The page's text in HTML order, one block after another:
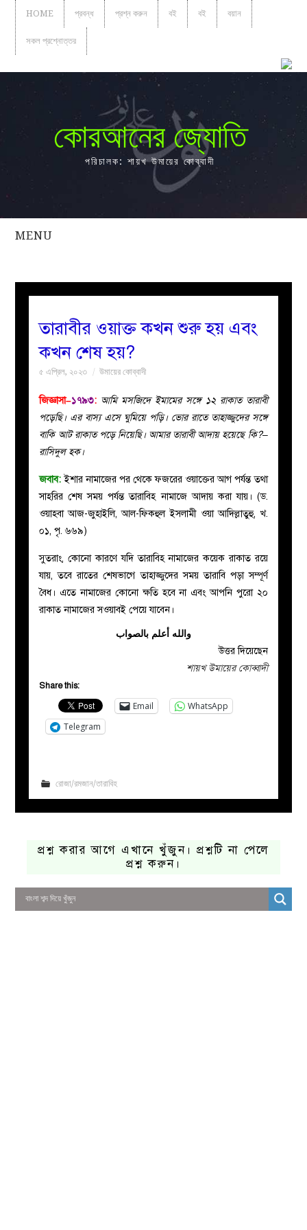
HOME প্রবন্ধ প্রশ্ন করুন বই বই বয়ান
সকল প্রশ্নোত্তর
কোরআনের জ্যোতি
পরিচালক: শায়খ উমায়ের কোব্বাদী
MENU
সকল
নারীদের
ইসলাহী
মজলিস
প্রশ্ন
তারাবীর ওয়াক্ত কখন শুরু হয় এবং
কখন শেষ হয়?
৫ এপ্রিল, ২০২৩ উমায়ের কোব্বাদী
জিজ্ঞাসা–১৭৯৩: আমি মসজিদে ইমামের সঙ্গে ১২ রাকাত তারাবী
পড়েছি। এর বাস্য এসে ঘুমিয়ে পড়ি। ভোর রাতে তাহাজ্জুদের সঙ্গে
বাকি আট রাকাত পড়ে নিয়েছি। আমার তারাবী আদায় হয়েছে কি?–
রাসিদুল হক।
জবাব: ইশার নামাজের পর থেকে ফজরের ওয়াক্তের আগ পর্যন্ত তথা
সাহরির শেষ সময় পর্যন্ত তারাবিহ নামাজে আদায় করা যায়। (ড.
ওয়াহবা আজ-জুহাইলি, আল-ফিকহুল ইসলামী ওয়া আদিল্লাতুহু, খ.
০১, পৃ. ৬৬৯)
সুতরাং, কোনো কারণে যদি তারাবিহ নামাজের কয়েক রাকাত রয়ে
যায়, তবে রাতের শেষভাগে তাহাজ্জুদের সময় তারাবি পড়াসম্পূর্ণ
বৈধ। এতে নামাজের কোনো ক্ষতি হবে না এবং আপনি পুরো ২০
রাকাত নামাজের সওয়াবই পেয়ে যাবেন।
والله أعلم بالصواب
উত্তর দিয়েছেন
শায়খ উমায়ের কোব্বাদী
Share this:
Email
WhatsApp
Telegram
রোজা/রমজান/তারাবিহ
প্রশ্ন করার আগে এখানে খুঁজুন। প্রশ্নটি না পেলে
প্রশ্ন করুন।